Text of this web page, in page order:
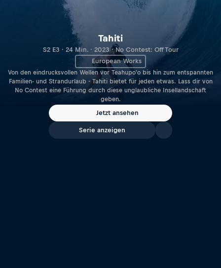
Tahiti
S2 E3 · 24 Min. · 2023 · No Contest: Off Tour
European Works
Von den eindrucksvollen Wellen vor Teahupo'o bis hin zum entspannten
Familien- und Strandurlaub - Tahiti bietet für jeden etwas. Lass dir von
No Contest eine Führung durch diese unglaubliche Insellandschaft
geben.
Jetzt ansehen
Serie anzeigen